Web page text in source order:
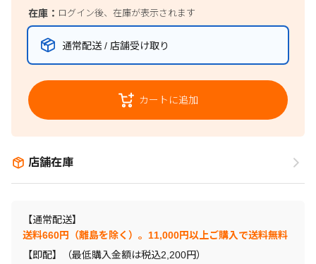
在庫： ログイン後、在庫が表示されます
通常配送 / 店舗受け取り
カートに追加
店舗在庫
【通常配送】
送料660円（離島を除く）。11,000円以上ご購入で送料無料
【即配】（最低購入金額は税込2,200円）